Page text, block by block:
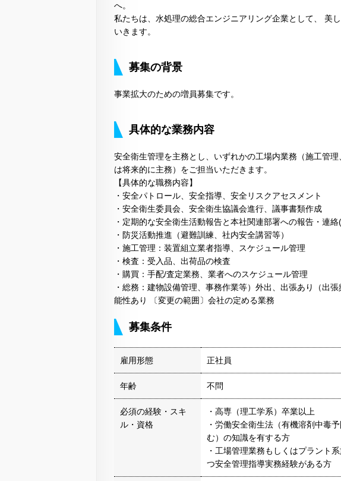
へ。
私たちは、水処理の総合エンジニアリング企業として、 美
いきます。
募集の背景
事業拡大のための増員募集です。
具体的な業務内容
安全衛生管理を主務とし、いずれかの工場内業務（施工管
は将来的に主務）をご担当いただきます。
【具体的な職務内容】
・安全パトロール、安全指導、安全リスクアセスメント
・安全衛生委員会、安全衛生協議会進行、議事書類作成
・定期的な安全衛生活動報告と本社関連部署への報告・連
・防災活動推進（避難訓練、社内安全講習等）
・施工管理：装置組立業者指導、スケジュール管理
・検査：受入品、出荷品の検査
・購買：手配/査定業務、業者へのスケジュール管理
・総務：建物設備管理、事務作業等）外出、出張あり（出
能性あり 〔変更の範囲〕会社の定める業務
募集条件
雇用形態 正社員
年齢 不問
必須の経験・スキ
ル・資格
・高専（理工学系）卒業以上
・労働安全衛生法（有機溶剤中毒
む）の知識を有する方
・工場管理業務もしくはプラント
つ安全管理指導実務経験がある方